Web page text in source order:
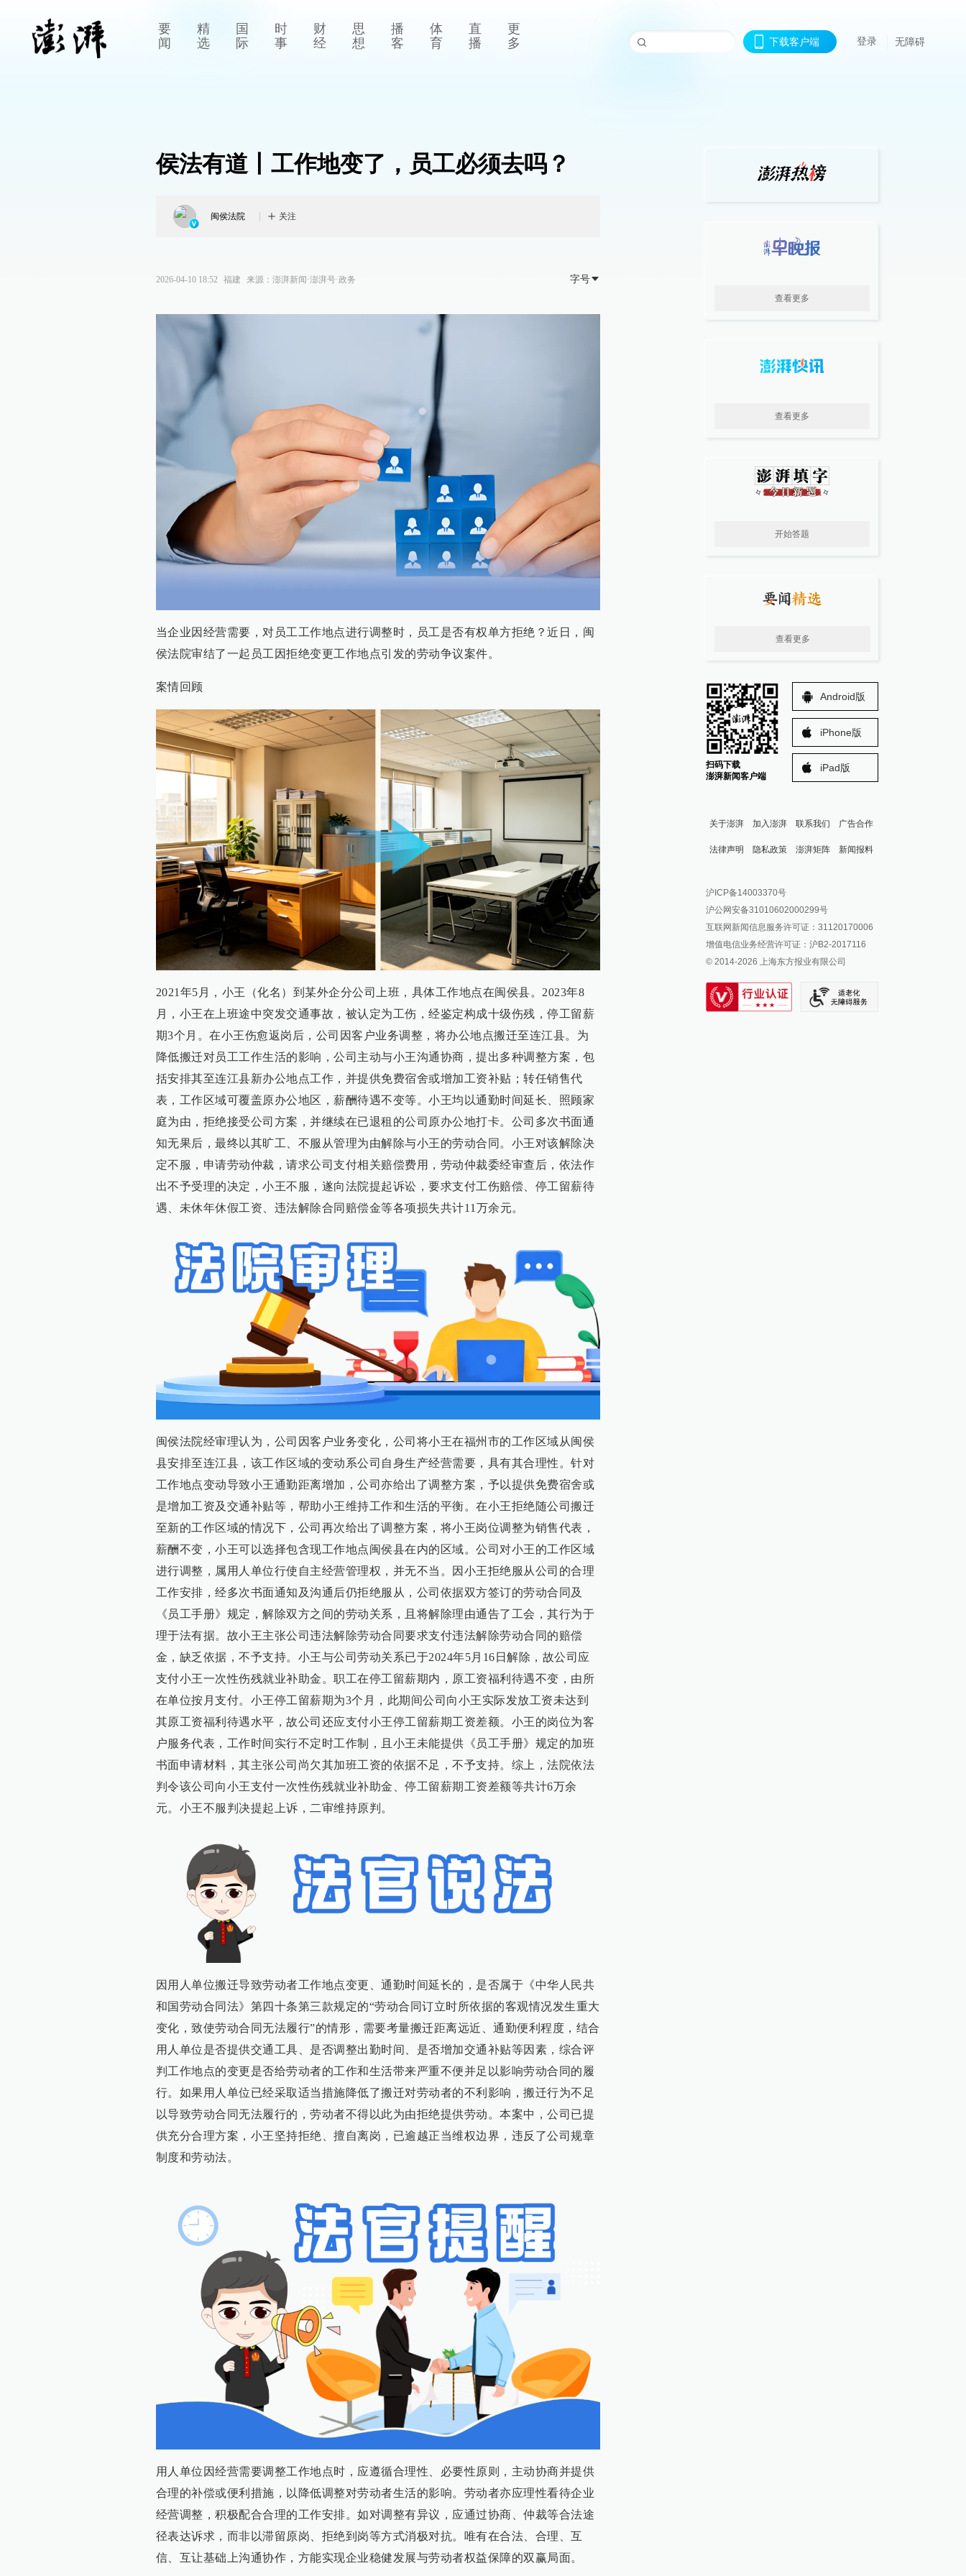
要
闻
精
选
国
际
时
事
财
经
思
想
播
客
体
育
直
播
更
多
下载客户端 登录 无障碍
侯法有道丨工作地变了，员工必须去吗？
闽侯法院 关注
2026-04-10 18:52 福建 来源： 澎湃新闻·澎湃号·政务 字号
当企业因经营需要，对员工工作地点进行调整时，员工是否有权单方拒绝？近日，闽
侯法院审结了一起员工因拒绝变更工作地点引发的劳动争议案件。
案情回顾
2021年5月，小王（化名）到某外企分公司上班，具体工作地点在闽侯县。2023年8
月，小王在上班途中突发交通事故，被认定为工伤，经鉴定构成十级伤残，停工留薪
期3个月。在小王伤愈返岗后，公司因客户业务调整，将办公地点搬迁至连江县。为
降低搬迁对员工工作生活的影响，公司主动与小王沟通协商，提出多种调整方案，包
括安排其至连江县新办公地点工作，并提供免费宿舍或增加工资补贴；转任销售代
表，工作区域可覆盖原办公地区，薪酬待遇不变等。小王均以通勤时间延长、照顾家
庭为由，拒绝接受公司方案，并继续在已退租的公司原办公地打卡。公司多次书面通
知无果后，最终以其旷工、不服从管理为由解除与小王的劳动合同。小王对该解除决
定不服，申请劳动仲裁，请求公司支付相关赔偿费用，劳动仲裁委经审查后，依法作
出不予受理的决定，小王不服，遂向法院提起诉讼，要求支付工伤赔偿、停工留薪待
遇、未休年休假工资、违法解除合同赔偿金等各项损失共计11万余元。
闽侯法院经审理认为，公司因客户业务变化，公司将小王在福州市的工作区域从闽侯
县安排至连江县，该工作区域的变动系公司自身生产经营需要，具有其合理性。针对
工作地点变动导致小王通勤距离增加，公司亦给出了调整方案，予以提供免费宿舍或
是增加工资及交通补贴等，帮助小王维持工作和生活的平衡。在小王拒绝随公司搬迁
至新的工作区域的情况下，公司再次给出了调整方案，将小王岗位调整为销售代表，
薪酬不变，小王可以选择包含现工作地点闽侯县在内的区域。公司对小王的工作区域
进行调整，属用人单位行使自主经营管理权，并无不当。因小王拒绝服从公司的合理
工作安排，经多次书面通知及沟通后仍拒绝服从，公司依据双方签订的劳动合同及
《员工手册》规定，解除双方之间的劳动关系，且将解除理由通告了工会，其行为于
理于法有据。故小王主张公司违法解除劳动合同要求支付违法解除劳动合同的赔偿
金，缺乏依据，不予支持。小王与公司劳动关系已于2024年5月16日解除，故公司应
支付小王一次性伤残就业补助金。职工在停工留薪期内，原工资福利待遇不变，由所
在单位按月支付。小王停工留薪期为3个月，此期间公司向小王实际发放工资未达到
其原工资福利待遇水平，故公司还应支付小王停工留薪期工资差额。小王的岗位为客
户服务代表，工作时间实行不定时工作制，且小王未能提供《员工手册》规定的加班
书面申请材料，其主张公司尚欠其加班工资的依据不足，不予支持。综上，法院依法
判令该公司向小王支付一次性伤残就业补助金、停工留薪期工资差额等共计6万余
元。小王不服判决提起上诉，二审维持原判。
因用人单位搬迁导致劳动者工作地点变更、通勤时间延长的，是否属于《中华人民共
和国劳动合同法》第四十条第三款规定的“劳动合同订立时所依据的客观情况发生重大
变化，致使劳动合同无法履行”的情形，需要考量搬迁距离远近、通勤便利程度，结合
用人单位是否提供交通工具、是否调整出勤时间、是否增加交通补贴等因素，综合评
判工作地点的变更是否给劳动者的工作和生活带来严重不便并足以影响劳动合同的履
行。如果用人单位已经采取适当措施降低了搬迁对劳动者的不利影响，搬迁行为不足
以导致劳动合同无法履行的，劳动者不得以此为由拒绝提供劳动。本案中，公司已提
供充分合理方案，小王坚持拒绝、擅自离岗，已逾越正当维权边界，违反了公司规章
制度和劳动法。
用人单位因经营需要调整工作地点时，应遵循合理性、必要性原则，主动协商并提供
合理的补偿或便利措施，以降低调整对劳动者生活的影响。劳动者亦应理性看待企业
经营调整，积极配合合理的工作安排。如对调整有异议，应通过协商、仲裁等合法途
径表达诉求，而非以滞留原岗、拒绝到岗等方式消极对抗。唯有在合法、合理、互
信、互让基础上沟通协作，方能实现企业稳健发展与劳动者权益保障的双赢局面。
查看更多
查看更多
开始答题
查看更多
扫码下载
澎湃新闻客户端
Android版
iPhone版
iPad版
关于澎湃 加入澎湃 联系我们 广告合作
法律声明 隐私政策 澎湃矩阵
澎湃新闻公众号
澎湃新闻抖音号
派生万物开放平台
IP SHANGHAI
SIXTH TONE
新闻报料
报料邮箱: news@thepaper.cn
沪ICP备14003370号
沪公网安备31010602000299号
互联网新闻信息服务许可证：31120170006
增值电信业务经营许可证：沪B2-2017116
© 2014-2026 上海东方报业有限公司